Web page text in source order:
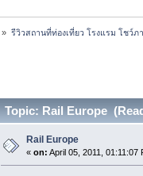
» รีวิวสถานที่ท่องเที่ยว โรงแรม โชว์ภ
Topic: Rail Europe
Rail Europe
« on: April 05, 2011, 01:11:07